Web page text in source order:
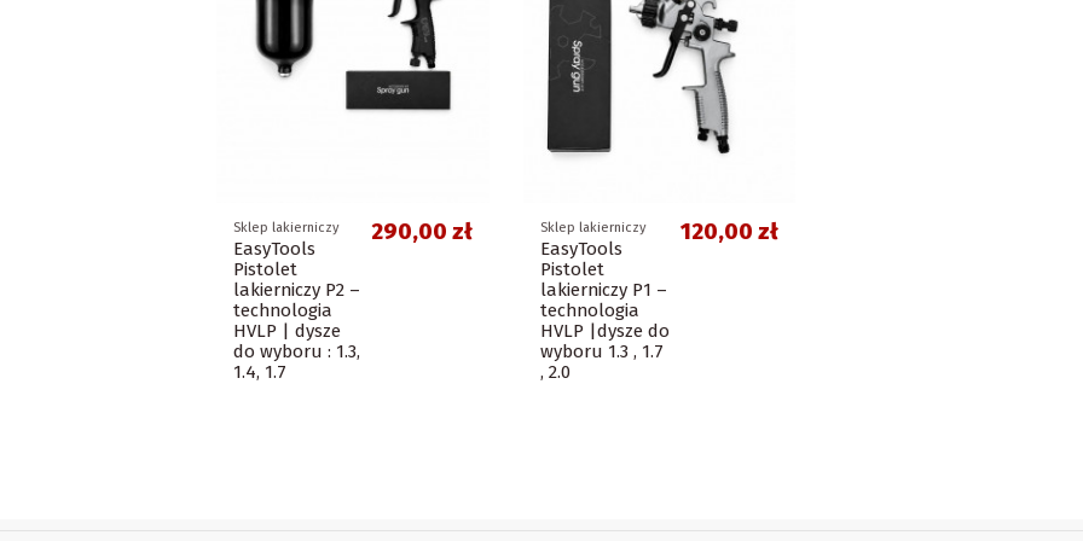
Sklep lakierniczy
EasyTools
Pistolet
lakierniczy P2 –
technologia
HVLP | dysze
do wyboru : 1.3,
1.4, 1.7
290,00 zł Sklep lakierniczy
EasyTools
Pistolet
lakierniczy P1 –
technologia
HVLP |dysze do
wyboru 1.3 , 1.7
, 2.0
120,00 zł